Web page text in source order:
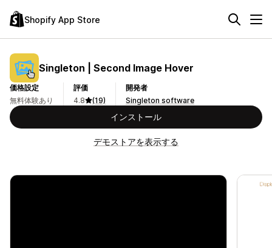
Shopify App Store
Singleton | Second Image Hover
価格設定
無料体験あり
評価
4.8
(19)
開発者
Singleton software
インストール
デモストアを表示する